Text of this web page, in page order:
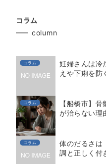
ン
コラム
column
コラム
妊婦さんは冷
えや下痢を防
コラム
【船橋市】
が治らない理
コラム
体のだるさは
調と正しく付